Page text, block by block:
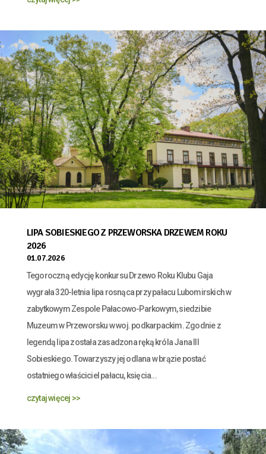
LIPA SOBIESKIEGO Z PRZEWORSKA DRZEWEM ROKU
2026
01.07.2026
Tegoroczną edycję konkursu Drzewo Roku Klubu Gaja
wygrała 320-letnia lipa rosnąca przy pałacu Lubomirskich w
zabytkowym Zespole Pałacowo-Parkowym, siedzibie
Muzeum w Przeworsku w woj. podkarpackim. Zgodnie z
legendą lipa została zasadzona ręką króla Jana III
Sobieskiego. Towarzyszy jej odlana w brązie postać
ostatniego właściciel pałacu, księcia...
czytaj więcej >>